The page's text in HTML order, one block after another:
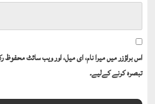
اس براؤزر میں میرا نام، ای میل، اور ویب سائٹ محفوظ
تبصرہ کرنے کےلیے۔